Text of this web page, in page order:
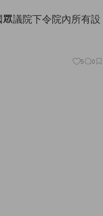
議院下令院內所有設
5 0